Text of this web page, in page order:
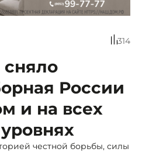
314
России
и на всех
честной борьбы, силы